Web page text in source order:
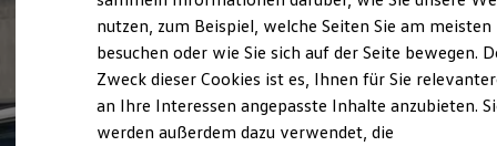
Reichweite
Reichweite der ID. Modelle
Reichweite im Winter
Laden
Laden unterwegs
Laden Zuhause
nutzen, zum Beispiel, welche Seiten Sie am meisten
besuchen oder wie Sie sich auf der Seite bewegen.
Zweck dieser Cookies ist es, Ihnen für Sie
an Ihre Interessen angepasste Inhalte anzubieten.
werden außerdem dazu verwendet, die